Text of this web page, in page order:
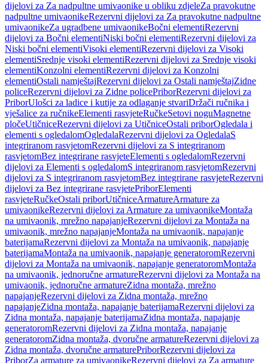
dijelovi za Za nadpultne umivaonike u obliku zdjeleZa pravokutne
nadpultne umivaonikeRezervni dijelovi za Za pravokutne nadpultne
umivaonikeZa ugradbene umivaonikeBočni elementiRezervni
dijelovi za Bočni elementiNiski bočni elementiRezervni dijelovi za
Niski bočni elementiVisoki elementiRezervni dijelovi za Visoki
elementiSrednje visoki elementiRezervni dijelovi za Srednje visoki
elementiKonzolni elementiRezervni dijelovi za Konzolni
elementiOstali namještajRezervni dijelovi za Ostali namještajZidne
policeRezervni dijelovi za Zidne policePriborRezervni dijelovi za
PriborUlošci za ladice i kutije za odlaganje stvariDržači ručnika i
vješalice za ručnikeElementi rasvjeteRučkeSetovi noguMagnetne
pločeUtičniceRezervni dijelovi za UtičniceOstali priborOgledala i
elementi s ogledalomOgledalaRezervni dijelovi za OgledalaS
integriranom rasvjetomRezervni dijelovi za S integriranom
rasvjetomBez integrirane rasvjeteElementi s ogledalomRezervni
dijelovi za Elementi s ogledalomS integriranom rasvjetomRezervni
dijelovi za S integriranom rasvjetomBez integrirane rasvjeteRezervni
dijelovi za Bez integrirane rasvjetePriborElementi
rasvjeteRučkeOstali priborUtičniceArmatureArmature za
umivaonikeRezervni dijelovi za Armature za umivaonikeMontaža
na umivaonik, mrežno napajanjeRezervni dijelovi za Montaža na
umivaonik, mrežno napajanjeMontaža na umivaonik, napajanje
baterijamaRezervni dijelovi za Montaža na umivaonik, napajanje
baterijamaMontaža na umivaonik, napajanje generatoromRezervni
dijelovi za Montaža na umivaonik, napajanje generatoromMontaža
na umivaonik, jednoručne armatureRezervni dijelovi za Montaža na
umivaonik, jednoručne armatureZidna montaža, mrežno
napajanjeRezervni dijelovi za Zidna montaža, mrežno
napajanjeZidna montaža, napajanje baterijamaRezervni dijelovi za
Zidna montaža, napajanje baterijamaZidna montaža, napajanje
generatoromRezervni dijelovi za Zidna montaža, napajanje
generatoromZidna montaža, dvoručne armatureRezervni dijelovi za
Zidna montaža, dvoručne armaturePriborRezervni dijelovi za
PriborZa armature za umivaonikeRezervni dijelovi za Za armature